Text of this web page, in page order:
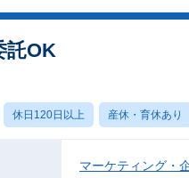
託OK
休日120日以上 産休・育休あり
マーケティング・